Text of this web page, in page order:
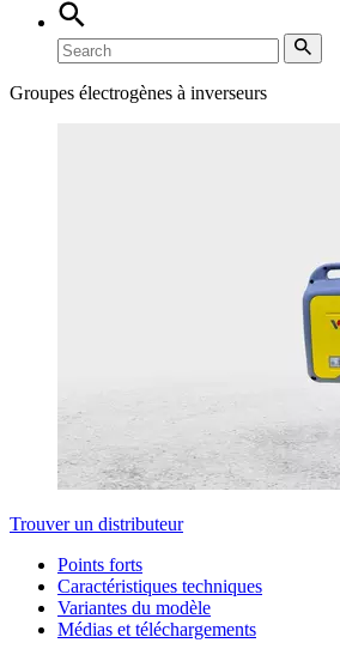
Groupes électrogènes à inverseurs
Trouver un distributeur
Points forts
Caractéristiques techniques
Variantes du modèle
Médias et téléchargements